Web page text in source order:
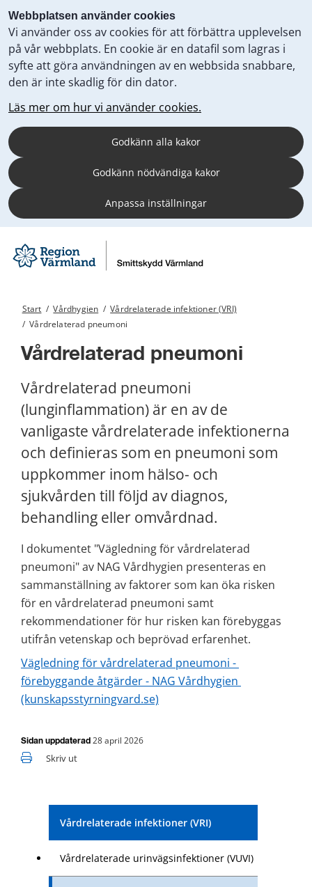
Webbplatsen använder cookies
Vi använder oss av cookies för att förbättra upplevelsen
på vår webbplats. En cookie är en datafil som lagras i
syfte att göra användningen av en webbsida snabbare,
den är inte skadlig för din dator.
Läs mer om hur vi använder cookies.
Godkänn alla kakor
Godkänn nödvändiga kakor
Anpassa inställningar
Start / Vårdhygien / Vårdrelaterade infektioner (VRI)
/ Vårdrelaterad pneumoni
Vårdrelaterade infektioner (VRI)
Vårdrelaterade urinvägsinfektioner (VUVI)
Vårdrelaterad pneumoni
Vårdrelaterad pneumoni
(lunginflammation) är en av de
vanligaste vårdrelaterade infektionerna
och definieras som en pneumoni som
uppkommer inom hälso- och
sjukvården till följd av diagnos,
behandling eller omvårdnad.
I dokumentet "Vägledning för vårdrelaterad
pneumoni" av NAG Vårdhygien presenteras en
sammanställning av faktorer som kan öka risken
för en vårdrelaterad pneumoni samt
rekommendationer för hur risken kan förebyggas
utifrån vetenskap och beprövad erfarenhet.
Vägledning för vårdrelaterad pneumoni -
förebyggande åtgärder - NAG Vårdhygien
(kunskapsstyrningvard.se)
Sidan uppdaterad 28 april 2026
Skriv ut